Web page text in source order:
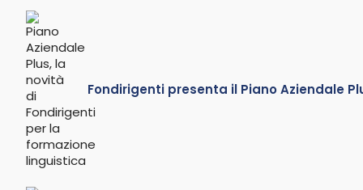
Fondirigenti presenta il Piano Aziendale